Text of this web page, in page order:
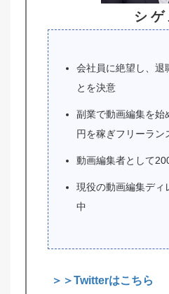
シ ゲ
会社員に絶望し、退
とを決意
副業で動画編集を始
円を稼ぎフリーラン
動画編集者として
現役の動画編集ディ
中
＞＞Twitterはこちら